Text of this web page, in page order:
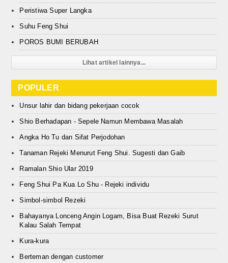
Peristiwa Super Langka
Suhu Feng Shui
POROS BUMI BERUBAH
Lihat artikel lainnya...
POPULER
Unsur lahir dan bidang pekerjaan cocok
Shio Berhadapan - Sepele Namun Membawa Masalah
Angka Ho Tu dan Sifat Perjodohan
Tanaman Rejeki Menurut Feng Shui. Sugesti dan Gaib
Ramalan Shio Ular 2019
Feng Shui Pa Kua Lo Shu - Rejeki individu
Simbol-simbol Rezeki
Bahayanya Lonceng Angin Logam, Bisa Buat Rezeki Surut
Kalau Salah Tempat
Kura-kura
Berteman dengan customer